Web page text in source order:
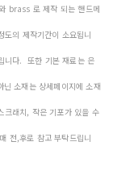
brass 로 제작 되는 핸드메
도의 제작기간이 소요됩니
니다. 또한 기본 재료는 은
소재는 상세페이지에 소재
크래치, 작은 기포가 있을 수
전,후로 참고 부탁드립니